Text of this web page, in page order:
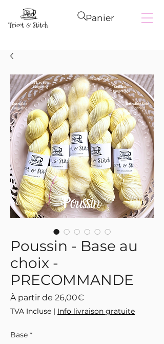
Panier
Poussin - Base au
choix -
PRECOMMANDE
À partir de 26,00€
promotionnel
TVA Incluse | Info livraison gratuite
Base *